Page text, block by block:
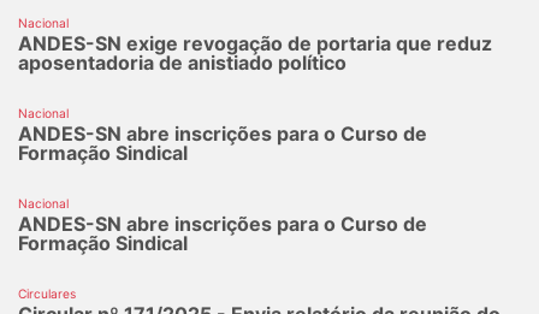
Nacional
ANDES-SN exige revogação de portaria que reduz
aposentadoria de anistiado político
Nacional
ANDES-SN abre inscrições para o Curso de
Formação Sindical
Nacional
ANDES-SN abre inscrições para o Curso de
Formação Sindical
Circulares